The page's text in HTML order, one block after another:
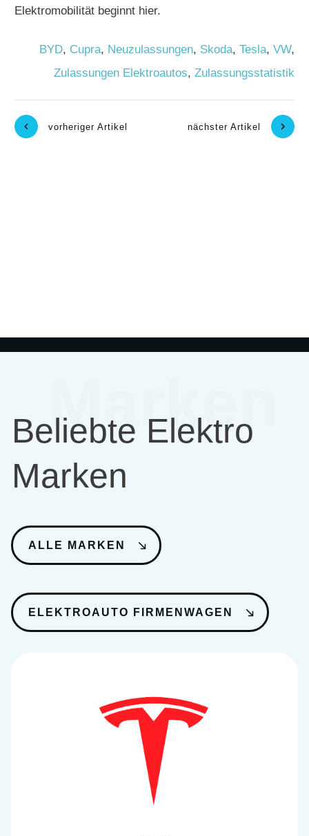
Elektromobilität beginnt hier.
BYD, Cupra, Neuzulassungen, Skoda, Tesla, VW,
Zulassungen Elektroautos, Zulassungsstatistik
vorheriger Artikel nächster Artikel
Marken
Beliebte Elektro
Marken
ALLE MARKEN
ELEKTROAUTO FIRMENWAGEN